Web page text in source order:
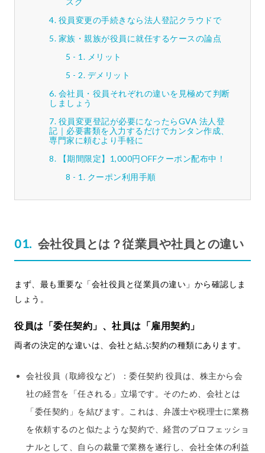
役員変更の手続きなら法人登記クラウドで
家族・親族が役員に就任するケースの論点
メリット
デメリット
会社員・役員それぞれの違いを見極めて判断
しましょう
役員変更登記が必要になったらGVA 法人登
記｜必要書類を入力するだけでカンタン作成、
専門家に頼むより手軽に
【期間限定】1,000円OFFクーポン配布中！
クーポン利用手順
会社役員とは？従業員や社員との違い
まず、最も重要な「会社役員と従業員の違い」から確認しま
しょう。
役員は「委任契約」、社員は「雇用契約」
両者の決定的な違いは、会社と結ぶ契約の種類にあります。
会社役員（取締役など）：委任契約 役員は、株主から会
社の経営を「任される」立場です。そのため、会社とは
「委任契約」を結びます。これは、弁護士や税理士に業務
を依頼するのと似たような契約で、経営のプロフェッショ
ナルとして、自らの裁量で業務を遂行し、会社全体の利益